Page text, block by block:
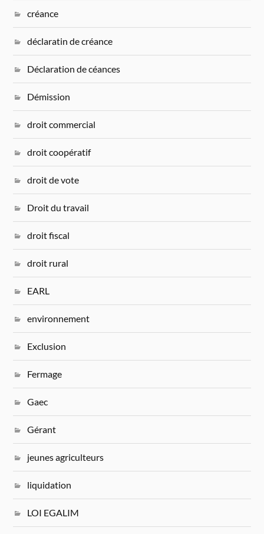
créance
déclaratin de créance
Déclaration de céances
Démission
droit commercial
droit coopératif
droit de vote
Droit du travail
droit fiscal
droit rural
EARL
environnement
Exclusion
Fermage
Gaec
Gérant
jeunes agriculteurs
liquidation
LOI EGALIM